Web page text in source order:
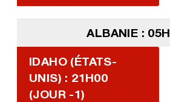
ALBANIE :
IDAHO (ÉTATS-
UNIS) : 21H00
(JOUR -1)